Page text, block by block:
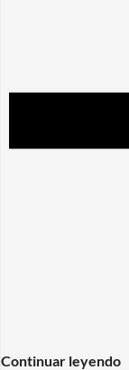
Continuar leyendo